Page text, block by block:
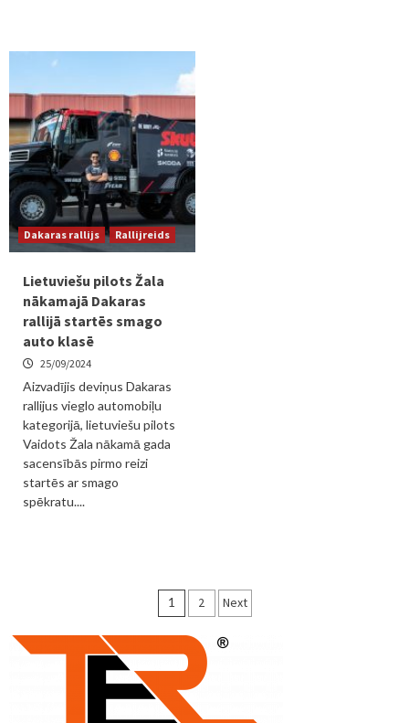
Dakaras rallijs Rallijreids
Lietuviešu pilots Žala
nākamajā Dakaras
rallijā startēs smago
auto klasē
25/09/2024
Aizvadījis deviņus Dakaras
rallijus vieglo automobiļu
kategorijā, lietuviešu pilots
Vaidots Žala nākamā gada
sacensībās pirmo reizi
startēs ar smago
spēkratu....
Ziņu
numerācija
pēc
lappusēm
1 2 Next